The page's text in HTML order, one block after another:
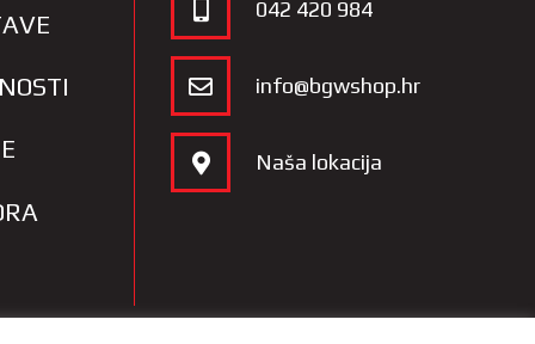
042 420 984
info@bgwshop.hr
Naša lokacija